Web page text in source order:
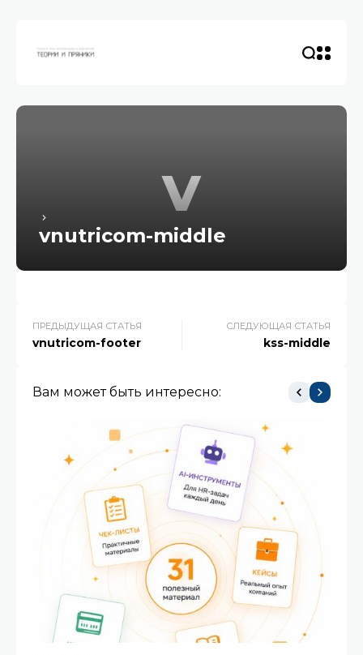
v
vnutricom-middle
ПРЕДЫДУЩАЯ СТАТЬЯ
vnutricom-footer
СЛЕДУЮЩАЯ СТАТЬЯ
kss-middle
Вам может быть интересно: